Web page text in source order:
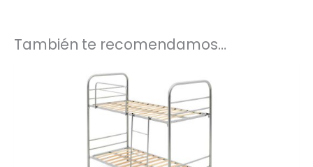
También te recomendamos…